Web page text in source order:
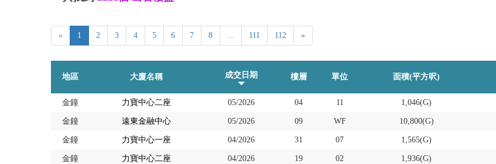
« 1 2 3 4 5 6 7 8 ... 111 112 »
地區 大廈名稱 成交日期 樓層 單位 面積(平方呎)
金鐘 力寶中心二座 05/2026 04 11 1,046(G)
金鐘 遠東金融中心 05/2026 09 WF 10,800(G)
金鐘 力寶中心一座 04/2026 31 07 1,565(G)
金鐘 力寶中心二座 04/2026 19 02 1,936(G)